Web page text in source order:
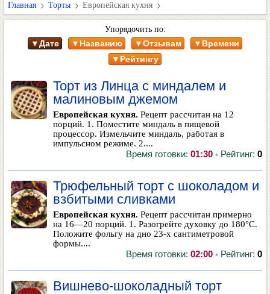
Главная Торты Европейская кухня
Упорядочить по:
▼Дате ▼Названию ▼Отзывам
▼Времени
▼Рейтингу
Торт из Линца с миндалем и
малиновым джемом
Европейская кухня. Рецепт рассчитан на 12
порций. 1. Поместите миндаль в пищевой
процессор. Измельчите миндаль, работая в
импульсном режиме. 2....
Время готовки: 01:30 • Рейтинг: 0
Трюфельный торт с шоколадом и
взбитыми сливками
Европейская кухня. Рецепт рассчитан примерно
на 16—20 порций. 1. Разогрейте духовку до 180°С.
Положите фольгу на дно 23-х сантиметровой
формы....
Время готовки: 02:00 • Рейтинг: 0
Вишнево-шоколадный торт